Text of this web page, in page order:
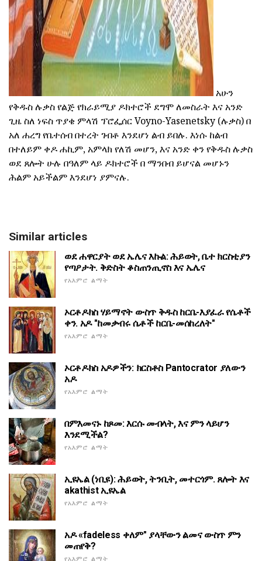
አሁን
የቅዱስ ሉቃስ የልጅ የክራይሚያ ዶክተሮች ደግሞ ለመስራት እና አንድ
ጊዜ ስለ ነፍስ ጥያቄ ምላሽ ፕሮፌሰር Voyno-Yasenetsky (ሉቃስ) በ
አለ ሐረግ የቤተሰብ በተረት ገብቶ እንደሆነ ልብ ይበሉ. እነሱ ከልብ
በተለይም ቀዶ ሐኪም, አምላክ የለሽ መሆን, እና አንድ ቀን የቅዱስ ሉቃስ
ወደ ጸሎት ሁሉ በዓለም ላይ ዶክተሮች በ ማንበብ ይሆናል መሆኑን
ሕልም አይችልም እንደሆነ ያምናሉ.
Similar articles
ወደ ሐዋርያት ወደ ኤሌና እኩል: ሕይወት, ቤተ ክርስቲያን
የጣዖታት. ቅድስት ቆስጠንጢኖስ እና ኤሌና
የአእምሮ ልማት
ኦርቶዶክስ ሃይማኖት ውስጥ ቅዱስ ከርቤ-እያፈራ የሴቶች
ቀን. አዶ "ከመቃብሩ ሴቶች ከርቤ-መሰከረለት"
የአእምሮ ልማት
ኦርቶዶክስ አዶዎችን: ክርስቶስ Pantocrator ያለውን
አዶ
የአእምሮ ልማት
በምእመናኑ ከጾመ: እርሱ መብላት, እና ምን ላይሆን
እንደሚችል?
የአእምሮ ልማት
ኢዩኤል (ነቢዩ): ሕይወት, ትንቢት, መተርጎም. ጸሎት እና
akathist ኢዩኤል
የአእምሮ ልማት
አዶ «fadeless ቀለም" ያላቸውን ልመና ውስጥ ምን
መጠየቅ?
የአእምሮ ልማት